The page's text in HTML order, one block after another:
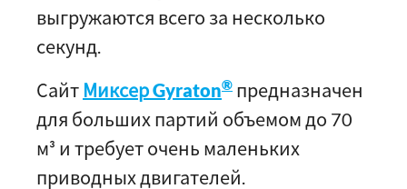
выгружаются всего за несколько
секунд.
Сайт Миксер Gyraton® предназначен
для больших партий объемом до 70
м³ и требует очень маленьких
приводных двигателей.